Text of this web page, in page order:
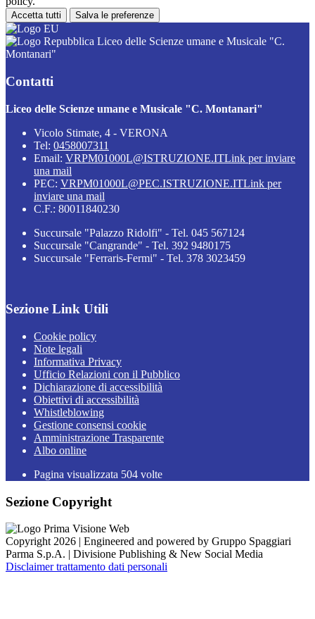
Accetta tutti Salva le preferenze
Liceo delle Scienze umane e Musicale "C.
Montanari"
Contatti
Liceo delle Scienze umane e Musicale "C. Montanari"
Vicolo Stimate, 4 - VERONA
Tel: 0458007311
Email: VRPM01000L@ISTRUZIONE.ITLink per inviare
una mail
PEC: VRPM01000L@PEC.ISTRUZIONE.ITLink per
inviare una mail
C.F.: 80011840230
Succursale "Palazzo Ridolfi" - Tel. 045 567124
Succursale "Cangrande" - Tel. 392 9480175
Succursale "Ferraris-Fermi" - Tel. 378 3023459
Sezione Link Utili
Cookie policy
Note legali
Informativa Privacy
Ufficio Relazioni con il Pubblico
Dichiarazione di accessibilità
Obiettivi di accessibilità
Whistleblowing
Gestione consensi cookie
Amministrazione Trasparente
Albo online
Pagina visualizzata 504 volte
Sezione Copyright
Copyright 2026 | Engineered and powered by Gruppo Spaggiari
Parma S.p.A. | Divisione Publishing & New Social Media
Disclaimer trattamento dati personali